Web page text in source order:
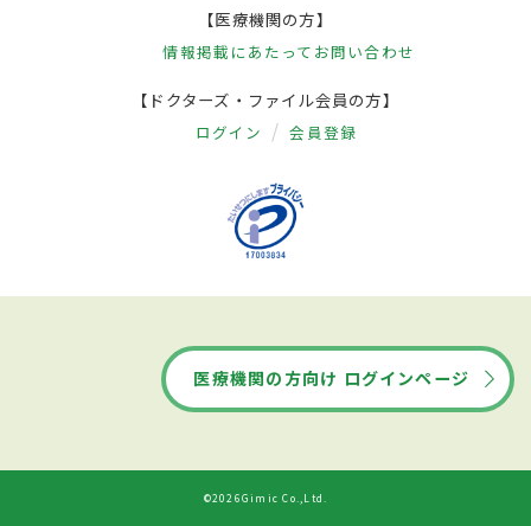
【医療機関の方】
情報掲載にあたって お問い合わせ
【ドクターズ・ファイル会員の方】
ログイン 会員登録
医療機関の方向け ログインページ
©2026Gimic Co.,Ltd.